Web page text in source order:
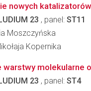
nowych
23 , panel: ST11
Moszczyńska
Kopernika
warstwy molekularne
23 , panel: ST4